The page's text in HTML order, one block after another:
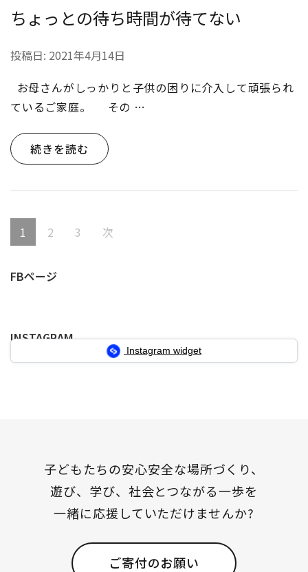
ちょっとの待ち時間が待てない
投稿日: 2021年4月14日
お母さんがしっかりと子供の困りに介入して頑張られ
ているご家庭。 その …
続きを読む
投
の
ー
固
ペ
ジ
1
固
ペ
ジ
2
固
ジ
3 次
FBページ
INSTAGRAM
Instagram widget
子どもたちの安心安全な場所づくり、
遊び、学び、社会とつながる一歩を
一緒に応援していただけませんか?
ご寄付のお願い